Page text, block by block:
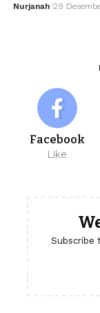
Nurjanah 29
Facebook
Like
Subscribe